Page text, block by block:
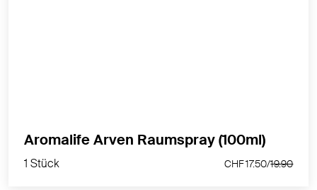
1 Stück CHF 17.50/
Aromalife Arven Raumspray (100ml)
1 Stück CHF 17.50/19.90